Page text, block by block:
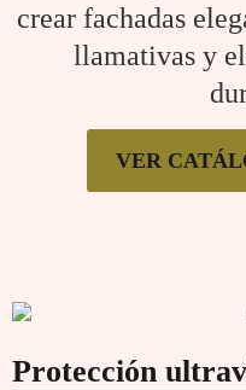
crear fachadas
llamativas y
VER
Protección